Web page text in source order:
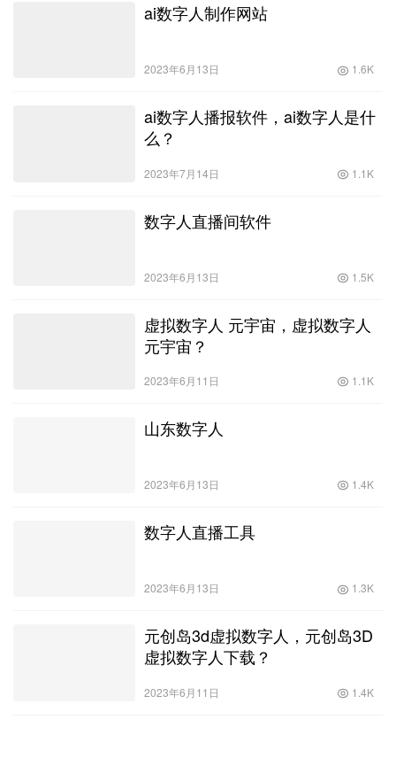
ai数字人制作网站
2023年6月13日 1.6K
ai数字人播报软件，ai数字人是什
么？
2023年7月14日 1.1K
数字人直播间软件
2023年6月13日 1.5K
虚拟数字人 元宇宙，虚拟数字人
元宇宙？
2023年6月11日 1.1K
山东数字人
2023年6月13日 1.4K
数字人直播工具
2023年6月13日 1.3K
元创岛3d虚拟数字人，元创岛3D
虚拟数字人下载？
2023年6月11日 1.4K